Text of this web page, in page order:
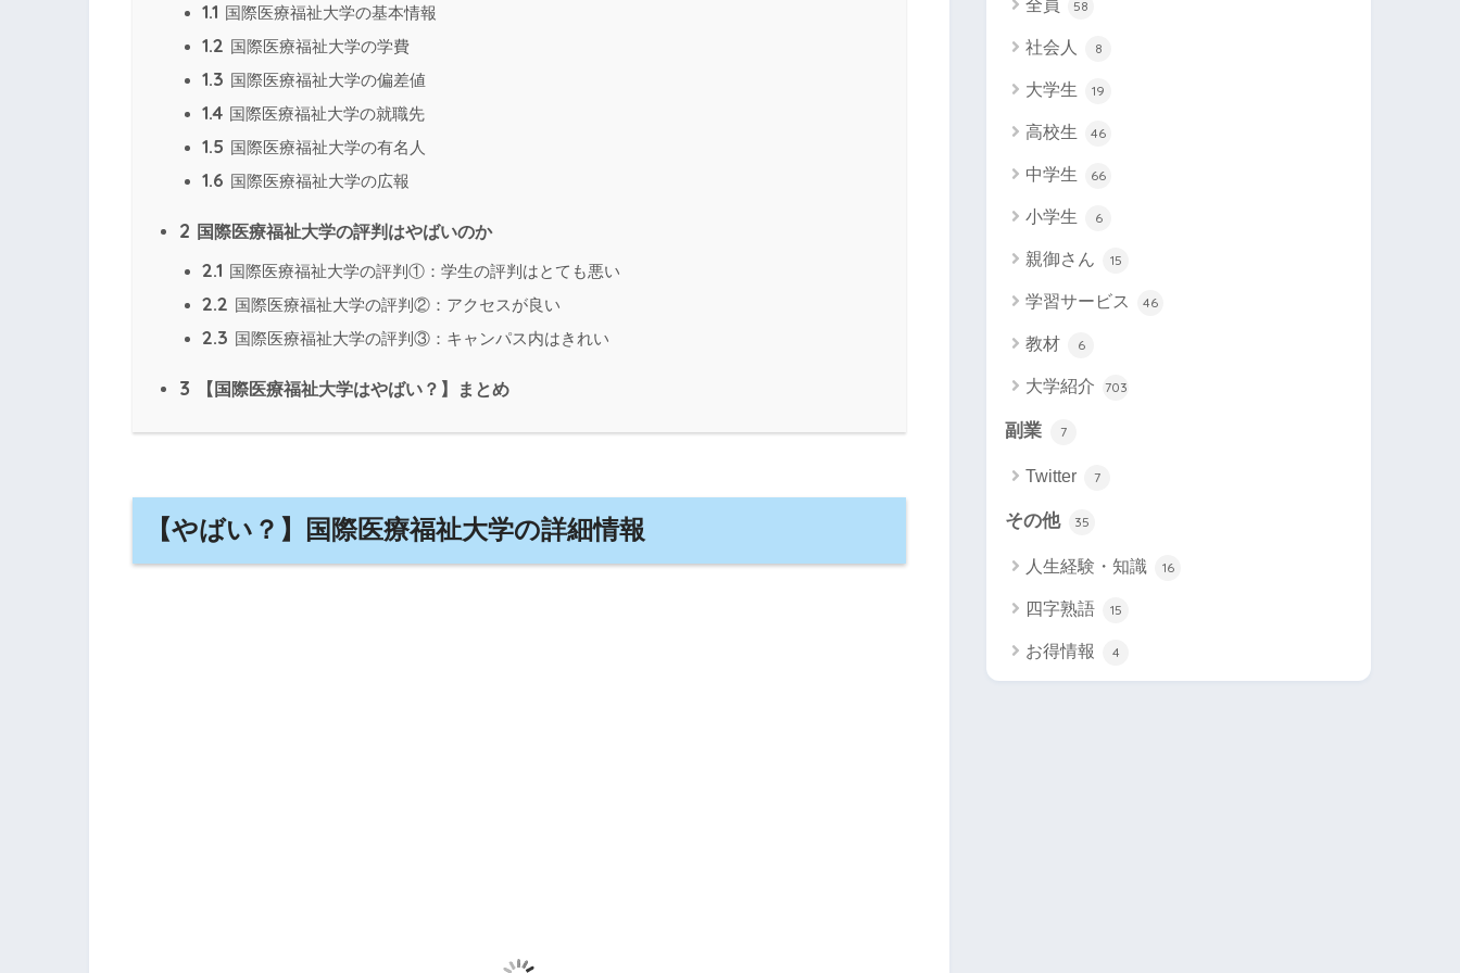
1.1 国際医療福祉大学の基本情報
1.2 国際医療福祉大学の学費
1.3 国際医療福祉大学の偏差値
1.4 国際医療福祉大学の就職先
1.5 国際医療福祉大学の有名人
1.6 国際医療福祉大学の広報
2 国際医療福祉大学の評判はやばいのか
2.1 国際医療福祉大学の評判①：学生の評判はとても悪い
2.2 国際医療福祉大学の評判②：アクセスが良い
2.3 国際医療福祉大学の評判③：キャンパス内はきれい
3 【国際医療福祉大学はやばい？】まとめ
【やばい？】国際医療福祉大学の詳細情報
全員 58
社会人 8
大学生 19
高校生 46
中学生 66
小学生 6
親御さん 15
学習サービス 46
教材 6
大学紹介 703
副業 7
Twitter 7
その他 35
人生経験・知識 16
四字熟語 15
お得情報 4